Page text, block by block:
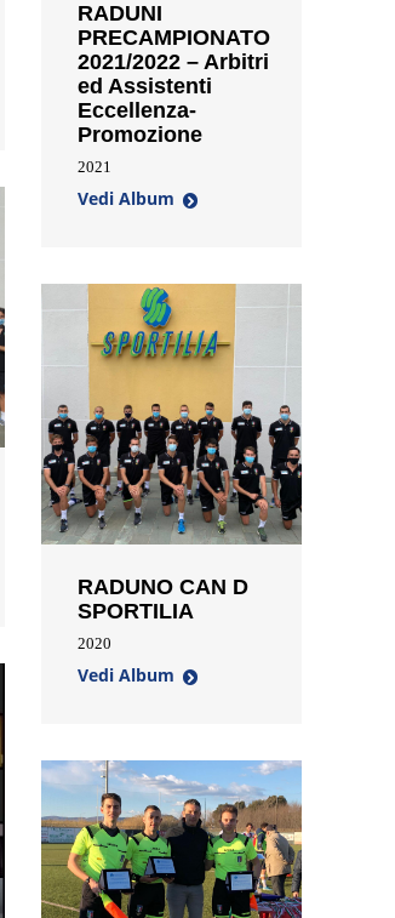
RADUNI
PRECAMPIONATO
2021/2022 – Arbitri
ed Assistenti
Eccellenza-
Promozione
2021
Vedi Album
RADUNO CAN D
SPORTILIA
2020
Vedi Album